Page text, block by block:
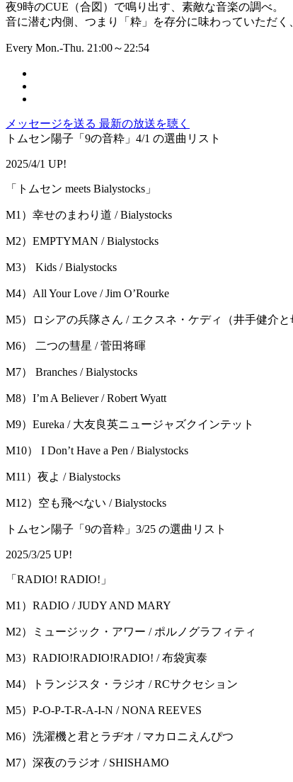
夜9時のCUE（合図）で鳴り出す、素敵な音楽の調べ。
音に潜む内側、つまり「粋」を存分に味わっていただく
Every Mon.-Thu. 21:00～22:54
メッセージを送る 最新の放送を聴く
トムセン陽子「9の音粋」4/1 の選曲リスト
2025/4/1 UP!
「トムセン meets Bialystocks」
M1）幸せのまわり道 / Bialystocks
M2）EMPTYMAN / Bialystocks
M3） Kids / Bialystocks
M4）All Your Love / Jim O’Rourke
M5）ロシアの兵隊さん / エクスネ・ケディ（井⼿健介と
M6） 二つの彗星 / 菅田将暉
M7） Branches / Bialystocks
M8）I’m A Believer / Robert Wyatt
M9）Eureka / 大友良英ニュージャズクインテット
M10） I Don’t Have a Pen / Bialystocks
M11）夜よ / Bialystocks
M12）空も飛べない / Bialystocks
トムセン陽子「9の音粋」3/25 の選曲リスト
2025/3/25 UP!
「RADIO! RADIO!」
M1）RADIO / JUDY AND MARY
M2）ミュージック・アワー / ポルノグラフィティ
M3）RADIO!RADIO!RADIO! / 布袋寅泰
M4）トランジスタ・ラジオ / RCサクセション
M5）P-O-P-T-R-A-I-N / NONA REEVES
M6）洗濯機と君とラヂオ / マカロニえんぴつ
M7）深夜のラジオ / SHISHAMO